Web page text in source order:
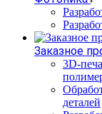
Заказное
3D-
деталей